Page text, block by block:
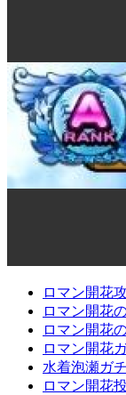
ロマン開花
ロマン開花
ロマン開花
ロマン開花
水着泡瀬ガ
ロマン開花